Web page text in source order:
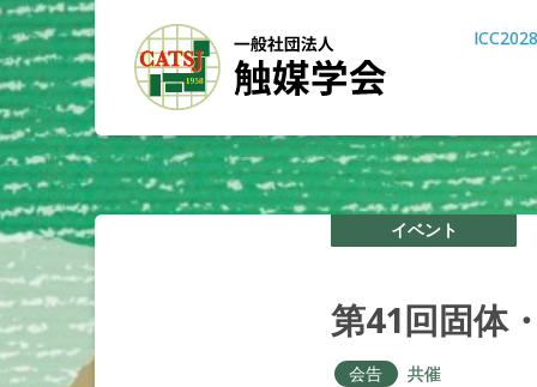
イベント
第41回固体
会告 共催